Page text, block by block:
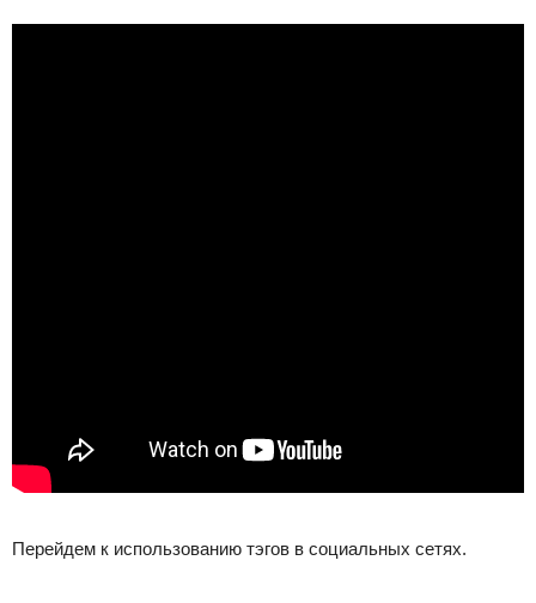
Перейдем к использованию тэгов в социальных сетях.